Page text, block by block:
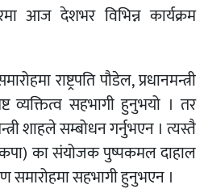
आज देशभर विभिन्न कार्यक्रम
राष्ट्रपति पौडेल, प्रधानमन्त्री
व्यक्तित्व सहभागी हुनुभयो । तर
शाहले सम्बोधन गर्नुभएन । त्यस्तै
का संयोजक पुष्पकमल दाहाल
समारोहमा सहभागी हुनुभएन ।